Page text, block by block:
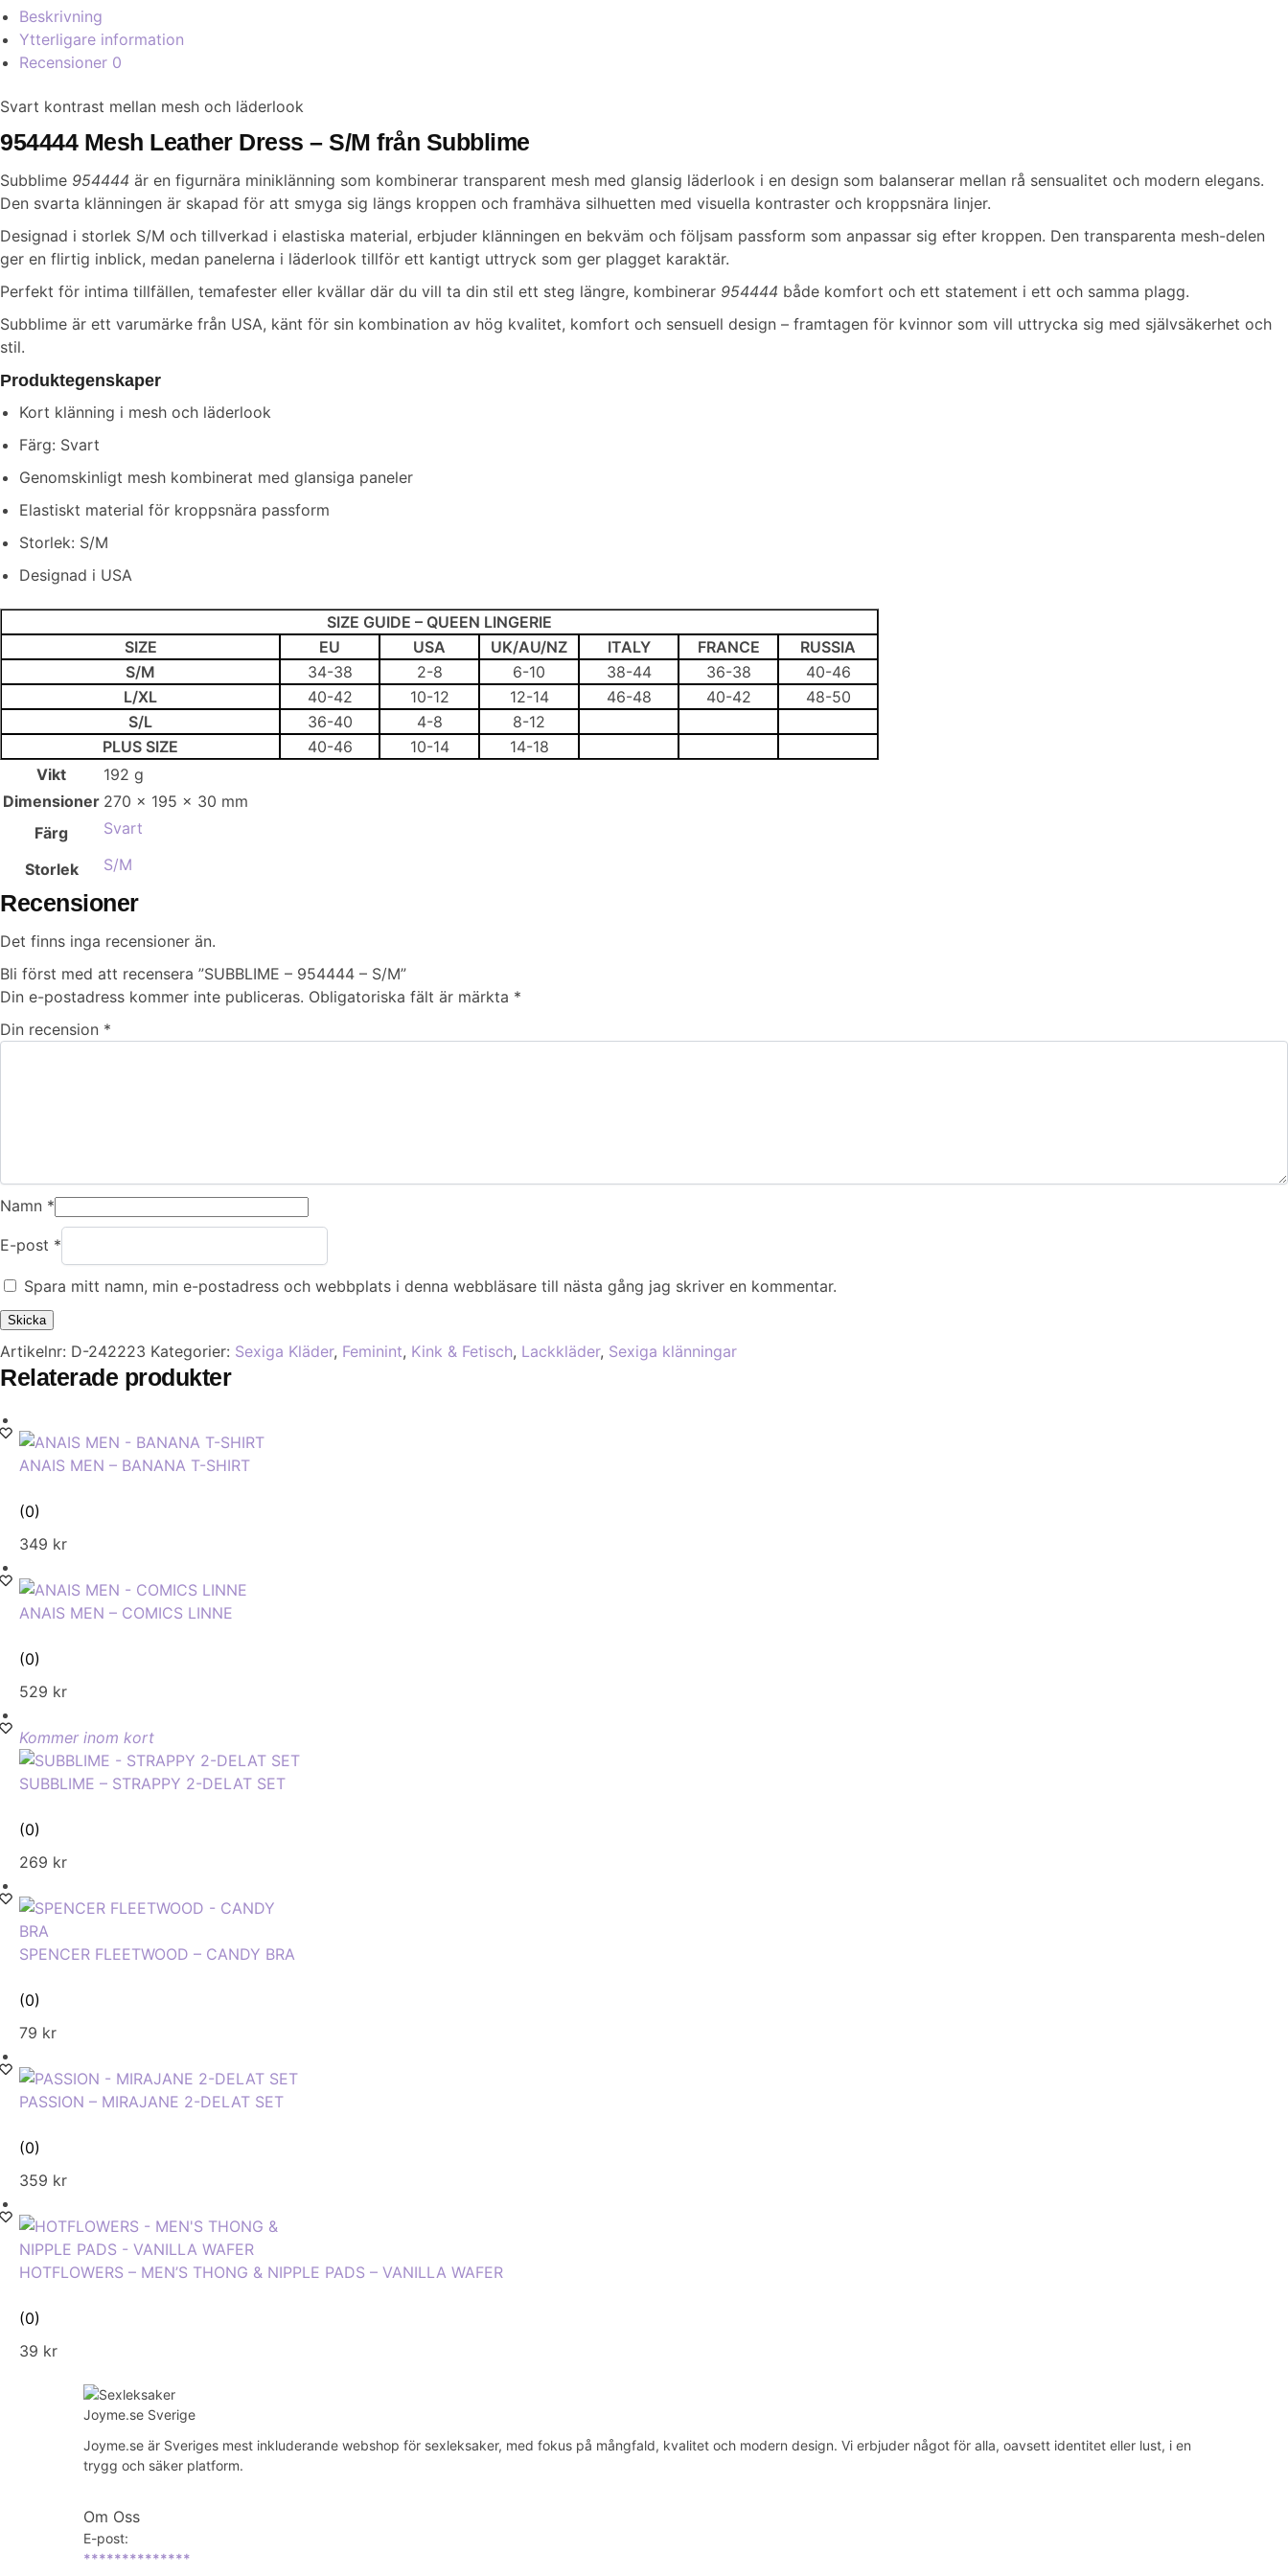
Beskrivning
Ytterligare information
Recensioner 0
Svart kontrast mellan mesh och läderlook
954444 Mesh Leather Dress – S/M från Subblime
Subblime 954444 är en figurnära miniklänning som kombinerar transparent mesh med glansig läderlook i en design som balanserar mellan rå sensualitet och modern elegans.
Den svarta klänningen är skapad för att smyga sig längs kroppen och framhäva silhuetten med visuella kontraster och kroppsnära linjer.
Designad i storlek S/M och tillverkad i elastiska material, erbjuder klänningen en bekväm och följsam passform som anpassar sig efter kroppen. Den transparenta mesh-delen
ger en flirtig inblick, medan panelerna i läderlook tillför ett kantigt uttryck som ger plagget karaktär.
Perfekt för intima tillfällen, temafester eller kvällar där du vill ta din stil ett steg längre, kombinerar 954444 både komfort och ett statement i ett och samma plagg.
Subblime är ett varumärke från USA, känt för sin kombination av hög kvalitet, komfort och sensuell design – framtagen för kvinnor som vill uttrycka sig med självsäkerhet och
stil.
Produktegenskaper
Kort klänning i mesh och läderlook
Färg: Svart
Genomskinligt mesh kombinerat med glansiga paneler
Elastiskt material för kroppsnära passform
Storlek: S/M
Designad i USA
SIZE GUIDE – QUEEN LINGERIE
SIZE
EU USA UK/AU/NZ ITALY FRANCE
RUSSIA
S/M
34-38 2-8 6-10 38-44 36-38
40-46
L/XL
40-42 10-12 12-14 46-48 40-42
48-50
S/L
36-40 4-8
8-12
PLUS SIZE
40-46 10-14
14-18
Vikt
192 g
Dimensioner 270 × 195 × 30 mm
Färg
Svart
Storlek S/M
Recensioner
Det finns inga recensioner än.
Bli först med att recensera ”SUBBLIME – 954444 – S/M”
Din e-postadress kommer inte publiceras. Obligatoriska fält är märkta *
Din recension *
Namn *
E-post *
Spara mitt namn, min e-postadress och webbplats i denna webbläsare till nästa gång jag skriver en kommentar.
Artikelnr: D-242223 Kategorier: Sexiga Kläder, Feminint, Kink & Fetisch, Lackkläder, Sexiga klänningar
Relaterade produkter
ANAIS MEN – BANANA T-SHIRT
(0)
349 kr
ANAIS MEN – COMICS LINNE
(0)
529 kr
Kommer inom kort
SUBBLIME – STRAPPY 2-DELAT SET
(0)
269 kr
SPENCER FLEETWOOD – CANDY BRA
(0)
79 kr
PASSION – MIRAJANE 2-DELAT SET
(0)
359 kr
HOTFLOWERS – MEN’S THONG & NIPPLE PADS – VANILLA WAFER
(0)
39 kr
Joyme.se är Sveriges mest inkluderande webshop för sexleksaker, med fokus på mångfald, kvalitet och modern design. Vi erbjuder något för alla, oavsett identitet eller lust, i en
trygg och säker platform.
Om Oss
E-post:
**************